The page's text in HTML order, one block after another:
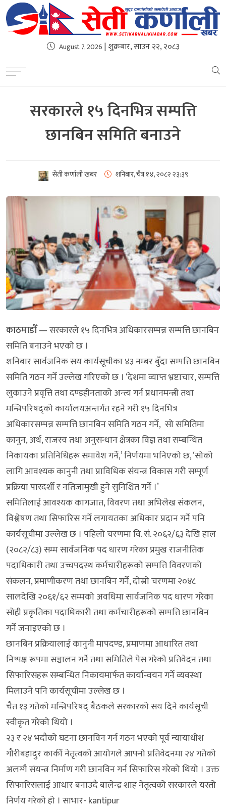
August 7, 2026 | शुक्रबार, साउन २२, २०८३
सरकारले १५ दिनभित्र सम्पत्ति
छानबिन समिति बनाउने
सेती कर्णाली खबर शनिबार, चैत्र १४, २०८२२३:३९
काठमाडौँ— सरकारले १५ दिनभित्र अधिकारसम्पन्न सम्पत्ति छानबिन
समिति बनाउने भएको छ ।
शनिबार सार्वजनिक सय कार्यसूचीका ४३ नम्बर बुँदा सम्पत्ति छानबिन
समिति गठन गर्ने उल्लेख गरिएको छ । ‘देशमा व्याप्त भ्रष्टाचार, सम्पत्ति
लुकाउने प्रवृत्ति तथा दण्डहीनताको अन्त्य गर्न प्रधानमन्त्री तथा
मन्त्रिपरिषद्को कार्यालयअन्तर्गत रहने गरी १५ दिनभित्र
अधिकारसम्पन्न सम्पत्ति छानबिन समिति गठन गर्ने, सो समितिमा
कानुन, अर्थ, राजस्व तथा अनुसन्धान क्षेत्रका विज्ञ तथा सम्बन्धित
निकायका प्रतिनिधिहरू समावेश गर्ने,’ निर्णयमा भनिएको छ, ‘सोको
लागि आवश्यक कानुनी तथा प्राविधिक संयन्त्र विकास गरी सम्पूर्ण
प्रक्रिया पारदर्शी र नतिजामुखी हुने सुनिश्चित गर्ने ।’
समितिलाई आवश्यक कागजात, विवरण तथा अभिलेख संकलन,
विश्लेषण तथा सिफारिस गर्ने लगायतका अधिकार प्रदान गर्ने पनि
कार्यसूचीमा उल्लेख छ । पहिलो चरणमा वि. सं. २०६२/६३ देखि हाल
(२०८२/८३) सम्म सार्वजनिक पद धारण गरेका प्रमुख राजनीतिक
पदाधिकारी तथा उच्चपदस्थ कर्मचारीहरूको सम्पत्ति विवरणको
संकलन, प्रमाणीकरण तथा छानबिन गर्ने, दोस्रो चरणमा २०४८
सालदेखि २०६१/६२ सम्मको अवधिमा सार्वजनिक पद धारण गरेका
सोही प्रकृतिका पदाधिकारी तथा कर्मचारीहरूको सम्पत्ति छानबिन
गर्ने जनाइएको छ ।
छानबिन प्रक्रियालाई कानुनी मापदण्ड, प्रमाणमा आधारित तथा
निष्पक्ष रूपमा सञ्चालन गर्ने तथा समितिले पेस गरेको प्रतिवेदन तथा
सिफारिसहरू सम्बन्धित निकायमार्फत कार्यान्वयन गर्ने व्यवस्था
मिलाउने पनि कार्यसूचीमा उल्लेख छ ।
चैत १३ गतेको मन्त्रिपरिषद् बैठकले सरकारको सय दिने कार्यसूची
स्वीकृत गरेको थियो ।
२३ र २४ भदौको घटना छानविन गर्न गठन भएको पूर्व न्यायाधीश
गौरीबहादुर कार्की नेतृत्वको आयोगले आफ्नो प्रतिवेदनमा २४ गतेको
अलग्गै संयन्त्र निर्माण गरी छानविन गर्न सिफारिस गरेको थियो । उक्त
सिफारिसलाई आधार बनाउदै बालेन्द्र शाह नेतृत्वको सरकारले यस्तो
निर्णय गरेको हो । साभार- kantipur